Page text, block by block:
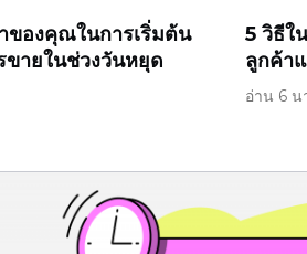
ของคุณในการเริ่มต้น
ขายในช่วงวันหยุด
5 วิธีใ
ลูกค้า
อ่าน 6 น